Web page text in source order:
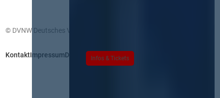
Infos & Tickets
© DVNW Deutsches Vergabenetzwerk GmbH
KontaktImpressumDatenschutz